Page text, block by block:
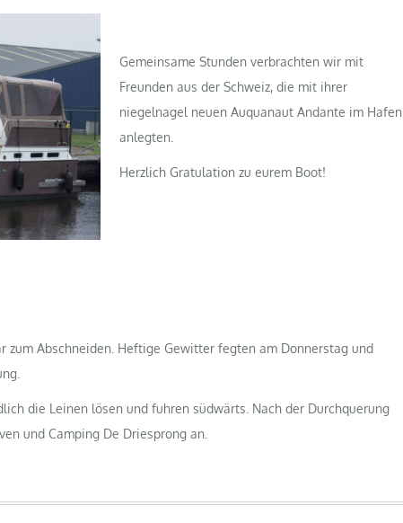
Gemeinsame Stunden verbrachten wir mit
Freunden aus der Schweiz, die mit ihrer
niegelnagel neuen Auquanaut Andante im Hafen
anlegten.
Herzlich Gratulation zu eurem Boot!
zum Abschneiden. Heftige Gewitter fegten am Donnerstag und
die Leinen lösen und fuhren südwärts. Nach der Durchquerung
und Camping De Driesprong an.